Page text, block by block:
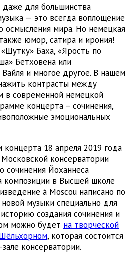
для большинства
— это всегда воплощение
осмысления мира. Но немецкая
юмор, сатира и ирония!
Баха, «Ярость по
Бетховена или
и многое другое. В нашем
контрасты между
в современной немецкой
концерта – сочинения,
эмоциональных
18 апреля 2019 года
консерватории
сочинения Йоханнеса
композиции в Высшей школе
à Moscou написано по
новой музыки специально для
создания сочинения и
можно будет на творческой
, которая состоится
консерватории.